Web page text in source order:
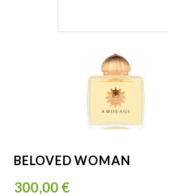
BELOVED WOMAN
300,00 €